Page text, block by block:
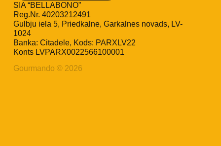
SIA “BELLABONO”
Reg.Nr. 40203212491
Gulbju iela 5, Priedkalne, Garkalnes novads, LV-
1024
Banka: Citadele, Kods: PARXLV22
Konts LVPARX0022566100001
Gourmando © 2026